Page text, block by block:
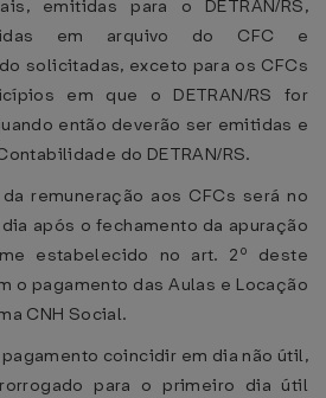
emitidas para o DETRAN/RS,
em arquivo do CFC e
solicitadas, exceto para os CFCs
em que o DETRAN/RS for
então deverão ser emitidas e
do DETRAN/RS.
remuneração aos CFCs será no
após o fechamento da apuração
estabelecido no art. 2º deste
o pagamento das Aulas e Locação
CNH Social.
pagamento coincidir em dia não útil,
para o primeiro dia útil